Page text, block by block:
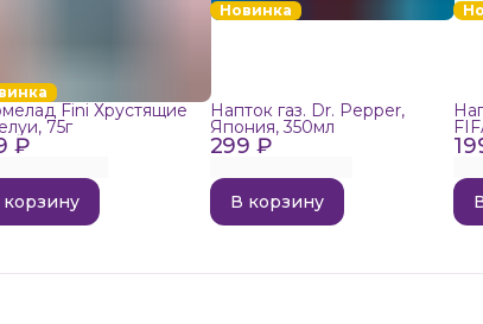
₽
Fini Хрустящие
75г
Новинка
299 ₽
Напток газ. Dr. Pepper,
Япония, 350мл
В корзину